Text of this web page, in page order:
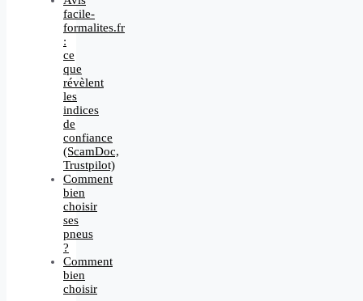
facile-
formalites.fr
:
ce
que
révèlent
les
indices
de
confiance
(ScamDoc,
Trustpilot)
Comment
bien
choisir
ses
pneus
?
Comment
bien
choisir